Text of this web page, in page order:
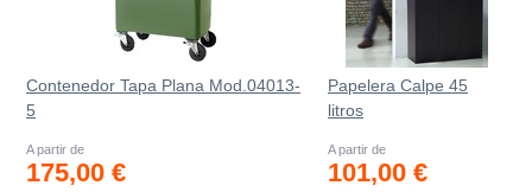
Contenedor Tapa Plana Mod.04013-
5
A partir de
175,00 €
Papelera Calpe 45
litros
A partir de
101,00 €